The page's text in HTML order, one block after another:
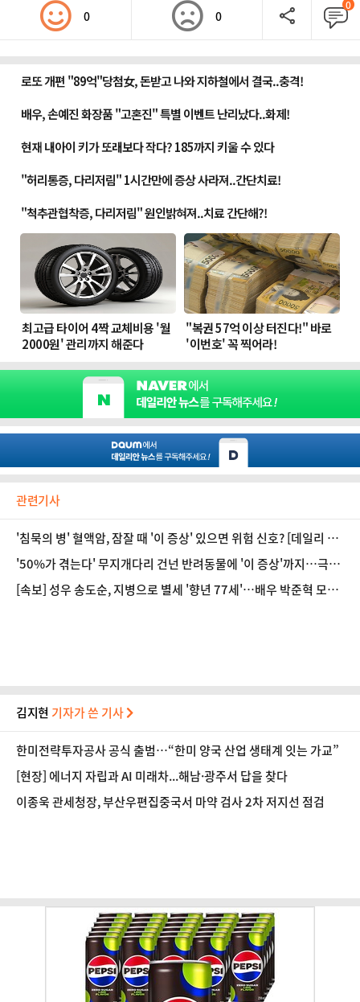
0 0
0
관련기사
'침묵의 병' 혈액암, 잠잘 때 '이 증상' 있으면 위험 신호? [데일리 헬
스]
'50%가 겪는다' 무지개다리 건넌 반려동물에 '이 증상'까지…극복
하려면? [데일리 헬스]
[속보] 성우 송도순, 지병으로 별세 '향년 77세'…배우 박준혁 모친
김지현 기자가 쓴 기사
한미전략투자공사 공식 출범…“한미 양국 산업 생태계 잇는 가교”
[현장] 에너지 자립과 AI 미래차...해남·광주서 답을 찾다
이종욱 관세청장, 부산우편집중국서 마약 검사 2차 저지선 점검